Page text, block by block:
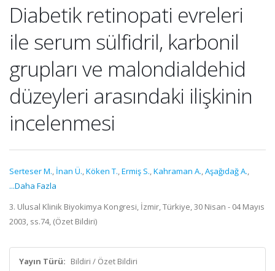
Diabetik retinopati evreleri
ile serum sülfidril, karbonil
grupları ve malondialdehid
düzeyleri arasındaki ilişkinin
incelenmesi
Serteser M., İnan Ü.,Köken T.,Ermiş S.,Kahraman A.,Aşağıdağ A.,
...Daha Fazla
3. Ulusal Klinik Biyokimya Kongresi, İzmir, Türkiye, 30 Nisan - 04 Mayıs
2003, ss.74, (Özet Bildiri)
Yayın Türü: Bildiri / Özet Bildiri